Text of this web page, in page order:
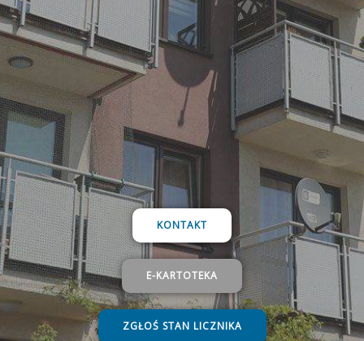
KONTAKT
E-KARTOTEKA
ZGŁOŚ STAN LICZNIKA